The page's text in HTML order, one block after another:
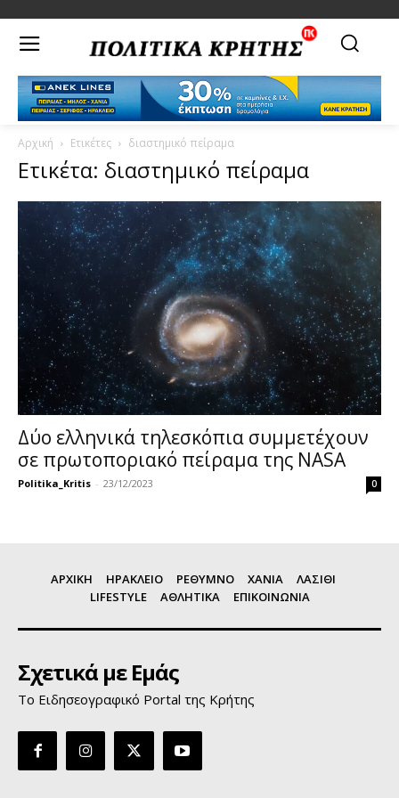
Αρχική Ετικέτες διαστημικό πείραμα
Ετικέτα: διαστημικό πείραμα
Δύο ελληνικά τηλεσκόπια συμμετέχουν
σε πρωτοποριακό πείραμα της ΝΑSA
Politika_Kritis - 23/12/2023 0
ΑΡΧΙΚΗ ΗΡΑΚΛΕΙΟ ΡΕΘΥΜΝΟ ΧΑΝΙΑ
ΛΑΣΙΘΙ
LIFESTYLE
ΑΘΛΗΤΙΚΑ ΕΠΙΚΟΙΝΩΝΙΑ
Σχετικά με Εμάς
Το Ειδησεογραφικό Portal της Κρήτης